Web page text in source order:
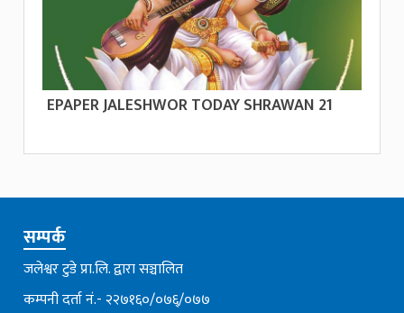
EPAPER JALESHWOR TODAY SHRAWAN 21
सम्पर्क
जलेश्वर टुडे प्रा.लि. द्वारा सञ्चालित
कम्पनी दर्ता नं.- २२७१६०/०७६्/०७७